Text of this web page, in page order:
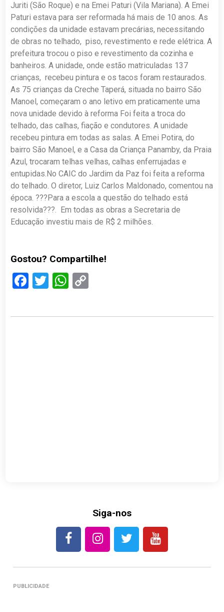
Juriti (São Roque) e na Emei Paturi (Vila Mariana). A Emei
Paturi estava para ser reformada há mais de 10 anos. As
condições da unidade estavam precárias, necessitando
de obras no telhado, piso, revestimento e rede elétrica. A
prefeitura trocou o piso e revestimento da cozinha e
banheiros. A unidade, onde estão matriculadas 137
crianças, recebeu pintura e os tacos foram restaurados.
As 75 crianças da Creche Taperá, situada no bairro São
Manoel, começaram o ano letivo em praticamente uma
nova unidade devido à reforma Foi feita a troca do
telhado, das calhas, fiação e condutores. A unidade
recebeu pintura em todas as salas. A Emei Potira, do
bairro São Manoel, e a Casa da Criança Panamby, da Praia
Azul, trocaram telhas velhas, calhas enferrujadas e
entupidas.No CAIC do Jardim da Paz foi feita a reforma
do telhado. O diretor, Luiz Carlos Maldonado, comentou na
época. ???Para a escola a questão do telhado está
resolvida???. Em todas as obras a Secretaria de
Educação investiu mais de R$ 2 milhões.
Gostou? Compartilhe!
Facebook
TwitterWhatsApp
Siga-nos
PUBLICIDADE